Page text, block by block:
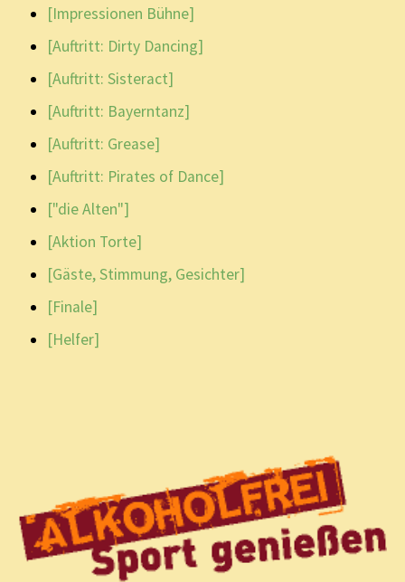
[Impressionen Bühne]
[Auftritt: Dirty Dancing]
[Auftritt: Sisteract]
[Auftritt: Bayerntanz]
[Auftritt: Grease]
[Auftritt: Pirates of Dance]
["die Alten"]
[Aktion Torte]
[Gäste, Stimmung, Gesichter]
[Finale]
[Helfer]